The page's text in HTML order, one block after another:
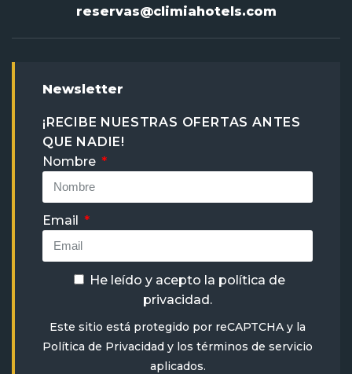
reservas@climiahotels.com
Newsletter
¡RECIBE NUESTRAS OFERTAS ANTES
QUE NADIE!
Nombre
Email
He leído y acepto la política de
privacidad.
Este sitio está protegido por reCAPTCHA y la
Política de Privacidad y los términos de servicio
aplicados.